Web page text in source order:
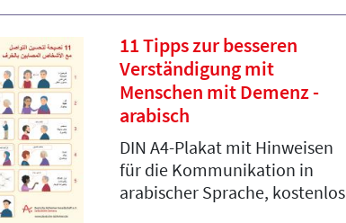
11 Tipps zur besseren
Verständigung mit
Menschen mit Demenz -
arabisch
DIN A4-Plakat mit Hinweisen
für die Kommunikation in
arabischer Sprache, kostenlos